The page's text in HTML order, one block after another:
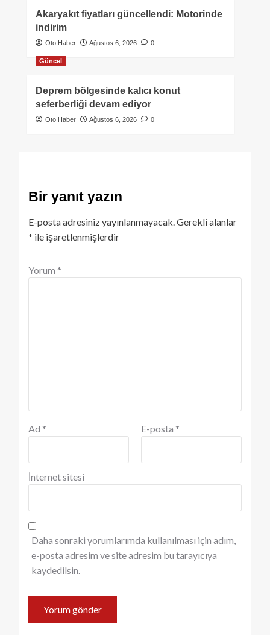
Akaryakıt fiyatları güncellendi: Motorinde
indirim
Oto Haber Ağustos 6, 2026 0
Güncel
Deprem bölgesinde kalıcı konut
seferberliği devam ediyor
Oto Haber Ağustos 6, 2026 0
Bir yanıt yazın
E-posta adresiniz yayınlanmayacak.Gerekli alanlar
* ile işaretlenmişlerdir
Yorum *
Ad * E-posta *
İnternet sitesi
Daha sonraki yorumlarımda kullanılması için adım,
e-posta adresim ve site adresim bu tarayıcıya
kaydedilsin.